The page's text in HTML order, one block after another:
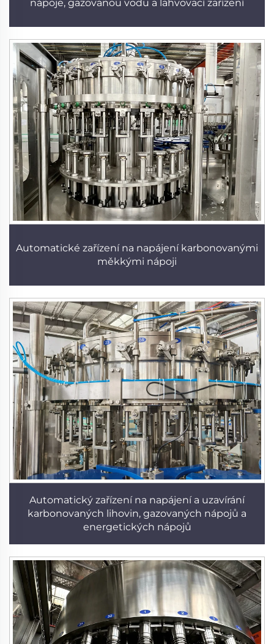
nápoje, gazovanou vodu a lahvovací zařízení
Automatické zařízení na napájení karbonovanými
měkkými nápoji
Automatický zařízení na napájení a uzavírání
karbonovaných lihovin, gazovaných nápojů a
energetických nápojů